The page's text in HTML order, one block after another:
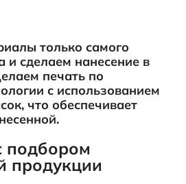
только самого
и сделаем нанесение в
печать по
с использованием
что обеспечивает
продукции